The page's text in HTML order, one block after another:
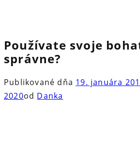
Používate svoje
správne?
Publikované dňa 19. januára
2020od Danka